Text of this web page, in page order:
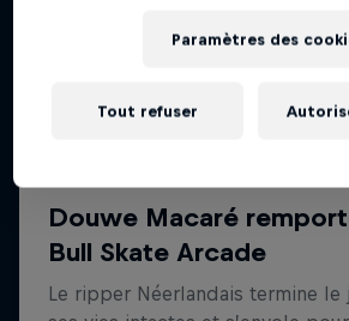
Paramètres des
Tout refuser